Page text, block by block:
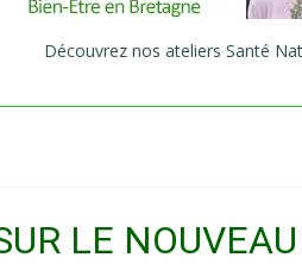
Découvrez nos ateliers Santé
LE